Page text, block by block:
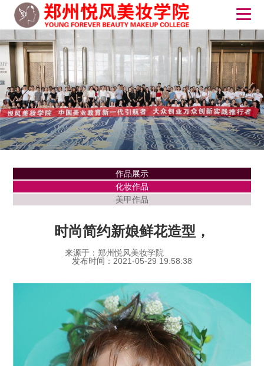
作品展示
化妆作品
美甲作品
时尚简约新娘鲜花造型，
来源于：郑州悦风美妆学院
发布时间：2021-05-29 19:58:38